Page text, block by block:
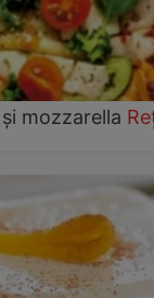
mozzarella